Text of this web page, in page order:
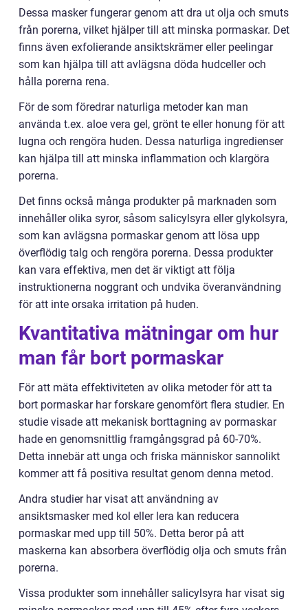
Dessa masker fungerar genom att dra ut olja och smuts
från porerna, vilket hjälper till att minska pormaskar. Det
finns även exfolierande ansiktskrämer eller peelingar
som kan hjälpa till att avlägsna döda hudceller och
hålla porerna rena.
För de som föredrar naturliga metoder kan man
använda t.ex. aloe vera gel, grönt te eller honung för att
lugna och rengöra huden. Dessa naturliga ingredienser
kan hjälpa till att minska inflammation och klargöra
porerna.
Det finns också många produkter på marknaden som
innehåller olika syror, såsom salicylsyra eller glykolsyra,
som kan avlägsna pormaskar genom att lösa upp
överflödig talg och rengöra porerna. Dessa produkter
kan vara effektiva, men det är viktigt att följa
instruktionerna noggrant och undvika överanvändning
för att inte orsaka irritation på huden.
Kvantitativa mätningar om hur
man får bort pormaskar
För att mäta effektiviteten av olika metoder för att ta
bort pormaskar har forskare genomfört flera studier. En
studie visade att mekanisk borttagning av pormaskar
hade en genomsnittlig framgångsgrad på 60-70%.
Detta innebär att unga och friska människor sannolikt
kommer att få positiva resultat genom denna metod.
Andra studier har visat att användning av
ansiktsmasker med kol eller lera kan reducera
pormaskar med upp till 50%. Detta beror på att
maskerna kan absorbera överflödig olja och smuts från
porerna.
Vissa produkter som innehåller salicylsyra har visat sig